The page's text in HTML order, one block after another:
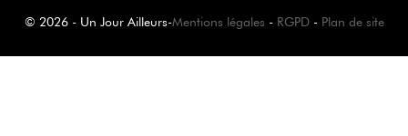
© 2026 - Un Jour Ailleurs-Mentions légales - RGPD- Plan de site